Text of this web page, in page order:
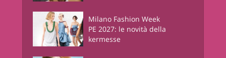
Milano Fashion Week
PE 2027: le novità della
kermesse